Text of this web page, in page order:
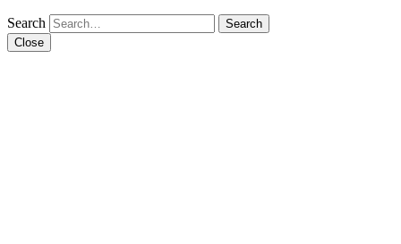
Search
Close